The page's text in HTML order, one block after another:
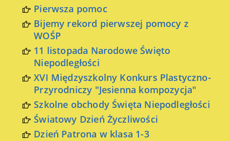
Pierwsza pomoc
Bijemy rekord pierwszej pomocy z
WOŚP
11 listopada Narodowe Święto
Niepodległości
XVI Międzyszkolny Konkurs Plastyczno-
Przyrodniczy "Jesienna kompozycja"
Szkolne obchody Święta Niepodległości
Światowy Dzień Życzliwości
Dzień Patrona w klasa 1-3